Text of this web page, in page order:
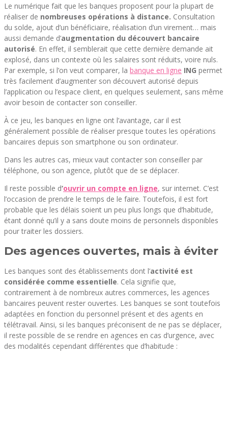
Le numérique fait que les banques proposent pour la plupart de
réaliser de nombreuses opérations à distance. Consultation
du solde, ajout d’un bénéficiaire, réalisation d’un virement… mais
aussi demande d’augmentation du découvert bancaire
autorisé. En effet, il semblerait que cette dernière demande ait
explosé, dans un contexte où les salaires sont réduits, voire nuls.
Par exemple, si l’on veut comparer, la banque en ligne ING permet
très facilement d’augmenter son découvert autorisé depuis
l’application ou l’espace client, en quelques seulement, sans même
avoir besoin de contacter son conseiller.
À ce jeu, les banques en ligne ont l’avantage, car il est
généralement possible de réaliser presque toutes les opérations
bancaires depuis son smartphone ou son ordinateur.
Dans les autres cas, mieux vaut contacter son conseiller par
téléphone, ou son agence, plutôt que de se déplacer.
Il reste possible d‘ouvrir un compte en ligne, sur internet. C’est
l’occasion de prendre le temps de le faire. Toutefois, il est fort
probable que les délais soient un peu plus longs que d’habitude,
étant donné qu’il y a sans doute moins de personnels disponibles
pour traiter les dossiers.
Des agences ouvertes, mais à éviter
Les banques sont des établissements dont l’activité est
considérée comme essentielle. Cela signifie que,
contrairement à de nombreux autres commerces, les agences
bancaires peuvent rester ouvertes. Les banques se sont toutefois
adaptées en fonction du personnel présent et des agents en
télétravail. Ainsi, si les banques préconisent de ne pas se déplacer,
il reste possible de se rendre en agences en cas d’urgence, avec
des modalités cependant différentes que d’habitude :